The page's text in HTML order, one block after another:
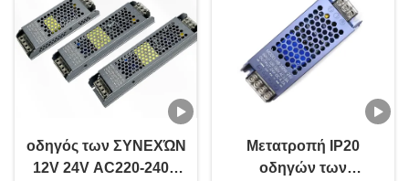
των οδηγήσεων
οδηγός των ΣΥΝΕΧΏΝ
12V 24V AC220-240V
Μετατροπή IP20
οδηγών των